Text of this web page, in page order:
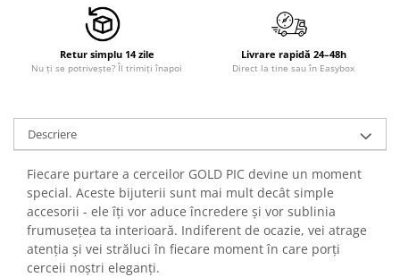
Retur simplu 14 zile
Nu ți se potrivește? Îl trimiți înapoi
Livrare rapidă 24–48h
Direct la tine sau în Easybox
Descriere
Fiecare purtare a cerceilor GOLD PIC devine un moment
special. Aceste bijuterii sunt mai mult decât simple
accesorii - ele îți vor aduce încredere și vor sublinia
frumusețea ta interioară. Indiferent de ocazie, vei atrage
atenția și vei străluci în fiecare moment în care porți
cerceii noștri eleganți.